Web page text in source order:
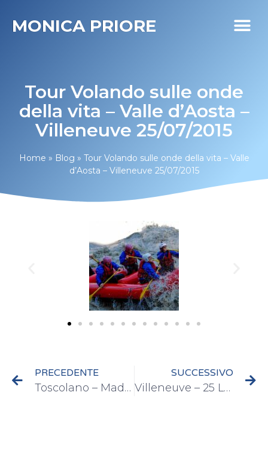
MONICA PRIORE
Tour Volando sulle onde
della vita – Valle d’Aosta –
Villeneuve 25/07/2015
Home » Blog » Tour Volando sulle onde della vita – Valle
d’Aosta – Villeneuve 25/07/2015
PRECEDENTE
Toscolano – Maderno 22 Luglio 2015
SUCCESSIVO
Villeneuve – 25 Luglio 2015